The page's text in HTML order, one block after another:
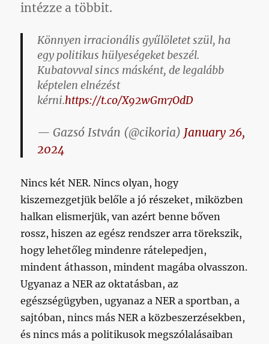
intézze a többit.
Könnyen irracionális gyűlöletet szül, ha
egy politikus hülyeségeket beszél.
Kubatovval sincs másként, de legalább
képtelen elnézést
kérni.https://t.co/X92wGm7OdD
— Gazsó István (@cikoria) January 26,
2024
Nincs két NER. Nincs olyan, hogy
kiszemezgetjük belőle a jó részeket, miközben
halkan elismerjük, van azért benne bőven
rossz, hiszen az egész rendszer arra törekszik,
hogy lehetőleg mindenre rátelepedjen,
mindent áthasson, mindent magába olvasszon.
Ugyanaz a NER az oktatásban, az
egészségügyben, ugyanaz a NER a sportban, a
sajtóban, nincs más NER a közbeszerzésekben,
és nincs más a politikusok megszólalásaiban